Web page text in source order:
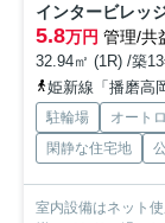
インタービレッ
5.8万円 管理/共
32.94㎡ (1R) /築
姫新線「播磨高
駐輪場 オート
閑静な住宅地
室内設備はネット